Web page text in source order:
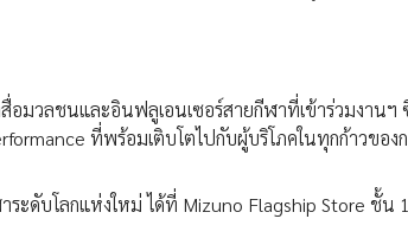
อมวลชนและอินฟลูเอนเซอร์สายกีฬาที่เข้าร่วมงาน
ที่พร้อมเติบโตไปกับผู้บริโภคในทุกก้าวของ
ะดับโลกแห่งใหม่ ได้ที่ Mizuno Flagship Store ชั้น